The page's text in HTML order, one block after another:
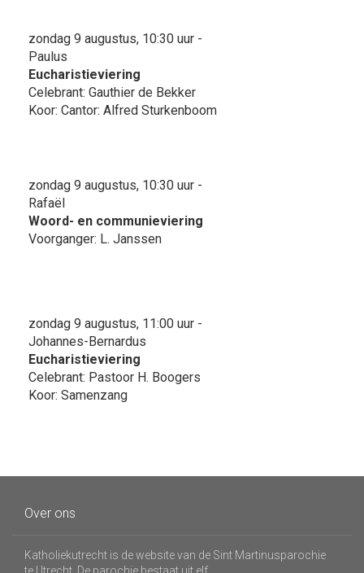
zondag 9 augustus, 10:30 uur -
Paulus
Eucharistieviering
Celebrant: Gauthier de Bekker
Koor: Cantor: Alfred Sturkenboom
zondag 9 augustus, 10:30 uur -
Rafaël
Woord- en communieviering
Voorganger: L. Janssen
zondag 9 augustus, 11:00 uur -
Johannes-Bernardus
Eucharistieviering
Celebrant: Pastoor H. Boogers
Koor: Samenzang
Over ons
Katholiekutrecht is de website van de Sint Martinusparochie
te Utrecht. De parochie bestaat uit elf